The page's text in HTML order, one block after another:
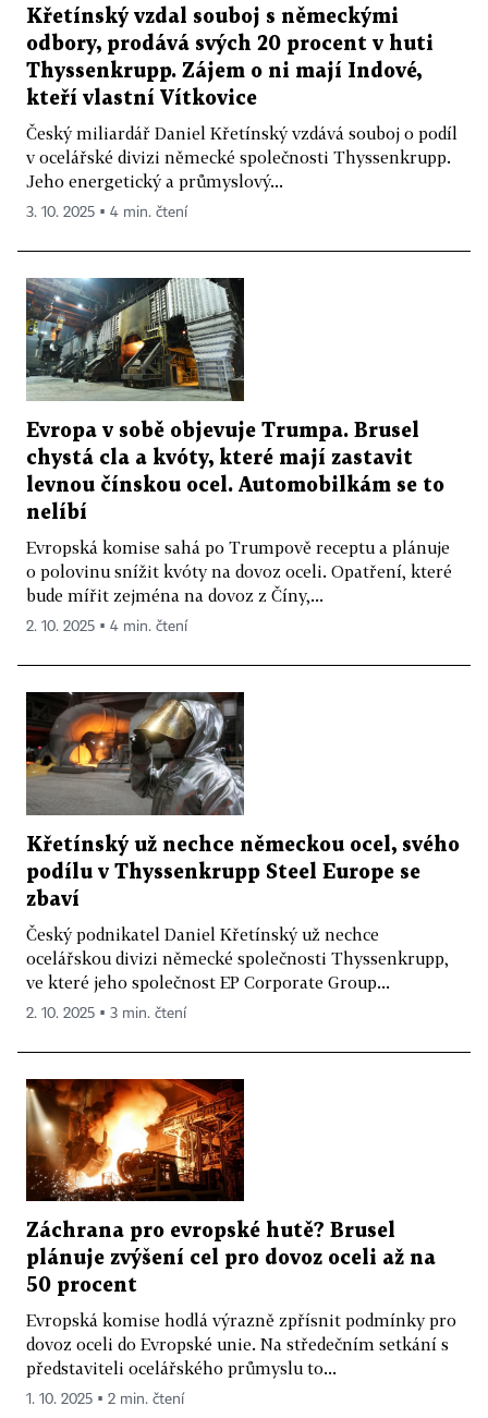
Křetínský vzdal souboj s německými
odbory, prodává svých 20 procent v huti
Thyssenkrupp. Zájem o ni mají Indové,
kteří vlastní Vítkovice
Český miliardář Daniel Křetínský vzdává souboj o podíl
v ocelářské divizi německé společnosti Thyssenkrupp.
Jeho energetický a průmyslový...
3. 10. 2025 ▪ 4 min. čtení
Evropa v sobě objevuje Trumpa. Brusel
chystá cla a kvóty, které mají zastavit
levnou čínskou ocel. Automobilkám se to
nelíbí
Evropská komise sahá po Trumpově receptu a plánuje
o polovinu snížit kvóty na dovoz oceli. Opatření, které
bude mířit zejména na dovoz z Číny,...
2. 10. 2025 ▪ 4 min. čtení
Křetínský už nechce německou ocel, svého
podílu v Thyssenkrupp Steel Europe se
zbaví
Český podnikatel Daniel Křetínský už nechce
ocelářskou divizi německé společnosti Thyssenkrupp,
ve které jeho společnost EP Corporate Group...
2. 10. 2025 ▪ 3 min. čtení
Záchrana pro evropské hutě? Brusel
plánuje zvýšení cel pro dovoz oceli až na
50 procent
Evropská komise hodlá výrazně zpřísnit podmínky pro
dovoz oceli do Evropské unie. Na středečním setkání s
představiteli ocelářského průmyslu to...
1. 10. 2025 ▪ 2 min. čtení